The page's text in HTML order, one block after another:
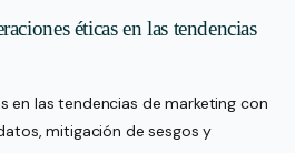
éticas en las tendencias
en las tendencias de marketing con
mitigación de sesgos y